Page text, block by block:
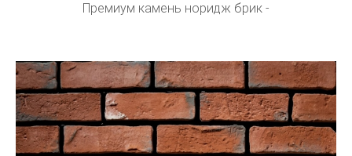
Премиум камень норидж брик -